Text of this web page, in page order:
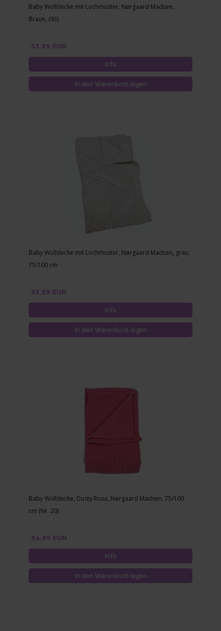
Baby Wolldecke mit Lochmuster, Nørgaard Madsen,
Braun, (93)
33,99 EUR
Baby Wolldecke mit Lochmuster, Nørgaard Madsen, grau,
75/100 cm
33,99 EUR
Baby Wolldecke, Dusty Rosa, Nørgaard Madsen, 75/100
cm (Nr. 20)
34,99 EUR